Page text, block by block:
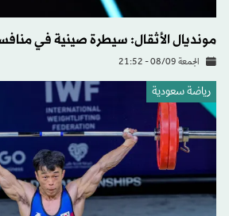
مونديال الأثقال: سيطرة صينية في
الجمعة 08/09 - 21:52
رياضة سعودية